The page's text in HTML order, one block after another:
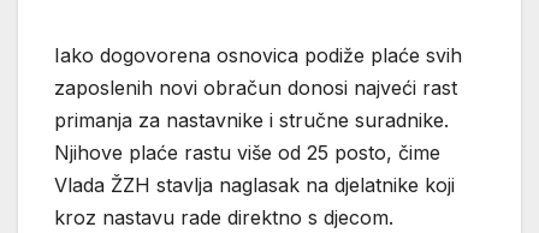
Iako dogovorena osnovica podiže plaće svih
zaposlenih novi obračun donosi najveći rast
primanja za nastavnike i stručne suradnike.
Njihove plaće rastu više od 25 posto, čime
Vlada ŽZH stavlja naglasak na djelatnike koji
kroz nastavu rade direktno s djecom.